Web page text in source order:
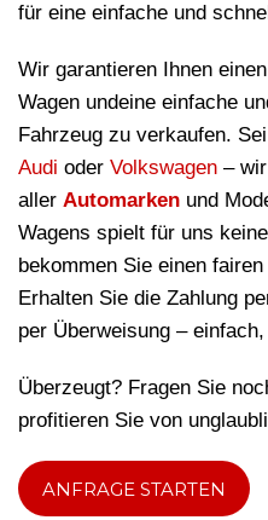
für eine einfache und
Wir garantieren Ihnen
Wagen undeine einfache
Fahrzeug zu verkaufen.
Audi oder Volkswagen –
aller Automarken und
Wagens spielt für uns
bekommen Sie einen
Erhalten Sie die Zahlung
per Überweisung –
Überzeugt? Fragen Sie
profitieren Sie von
ANFRAGE STARTEN